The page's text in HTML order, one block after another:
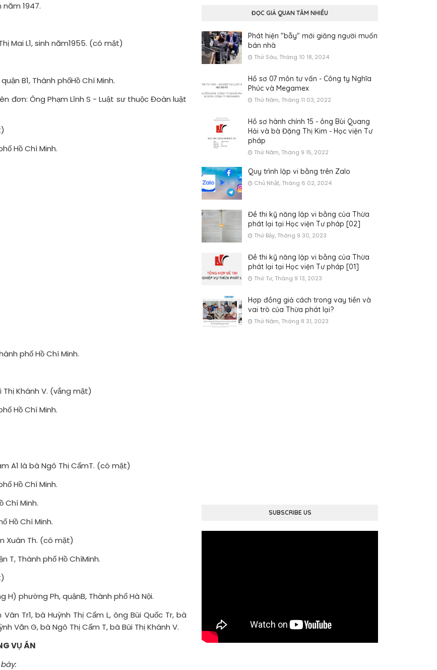
năm 1947.
Mai L1, sinh năm1955. (có mặt)
B1, Thành phốHồ Chí Minh.
đơn: Ông Phạm Lĩnh S - Luật sư thuộc Đoàn luật
Hồ Chí Minh.
phố Hồ Chí Minh.
Khánh V. (vắng mặt)
Hồ Chí Minh.
A1 là bà Ngô Thị CẩmT. (có mặt)
Hồ Chí Minh.
Chí Minh.
Hồ Chí Minh.
Xuân Th. (có mặt)
T, Thành phố Hồ ChíMinh.
H) phường Ph, quậnB, Thành phố Hà Nội.
Tr1, bà Huỳnh Thị Cẩm L, ông Bùi Quốc Tr, bà
Văn G, bà Ngô Thị Cẩm T, bà Bùi Thị Khánh V.
VỤ ÁN
ĐỌC GIẢ QUAN TÂM NHIỀU
Phát hiện "bẫy" mới giăng người muốn
bán nhà
Thứ Sáu, Tháng 10 18, 2024
Hồ sơ 07 môn tư vấn - Công ty Nghĩa
Phúc và Megamex
Thứ Năm, Tháng 11 03, 2022
Hồ sơ hành chính 15 - ông Bùi Quang
Hải và bà Đặng Thị Kim - Học viện Tư
pháp
Thứ Năm, Tháng 9 15, 2022
Quy trình lập vi bằng trên Zalo
Chủ Nhật, Tháng 6 02, 2024
Đề thi kỹ năng lập vi bằng của Thừa
phát lại tại Học viện Tư pháp [02]
Thứ Bảy, Tháng 9 30, 2023
Đề thi kỹ năng lập vi bằng của Thừa
phát lại tại Học viện Tư pháp [01]
Thứ Tư, Tháng 9 13, 2023
Hợp đồng giả cách trong vay tiền và
vai trò của Thừa phát lại?
Thứ Năm, Tháng 8 31, 2023
SUBSCRIBE US